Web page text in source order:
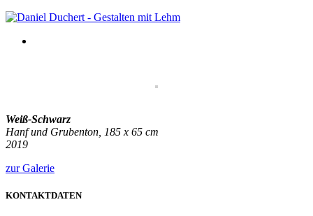
Weiß-Schwarz
Hanf und Grubenton, 185 x 65 cm
2019
zur Galerie
KONTAKTDATEN